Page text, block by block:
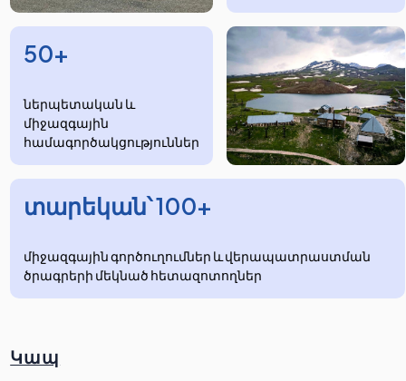
50+
ներպետական և
միջազգային
համագործակցություններ
տարեկան՝ 100+
միջազգային գործուղումներ և վերապատրաստման
ծրագրերի մեկնած հետազոտողներ
Կապ